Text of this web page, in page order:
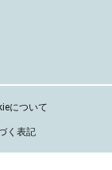
について
く表記